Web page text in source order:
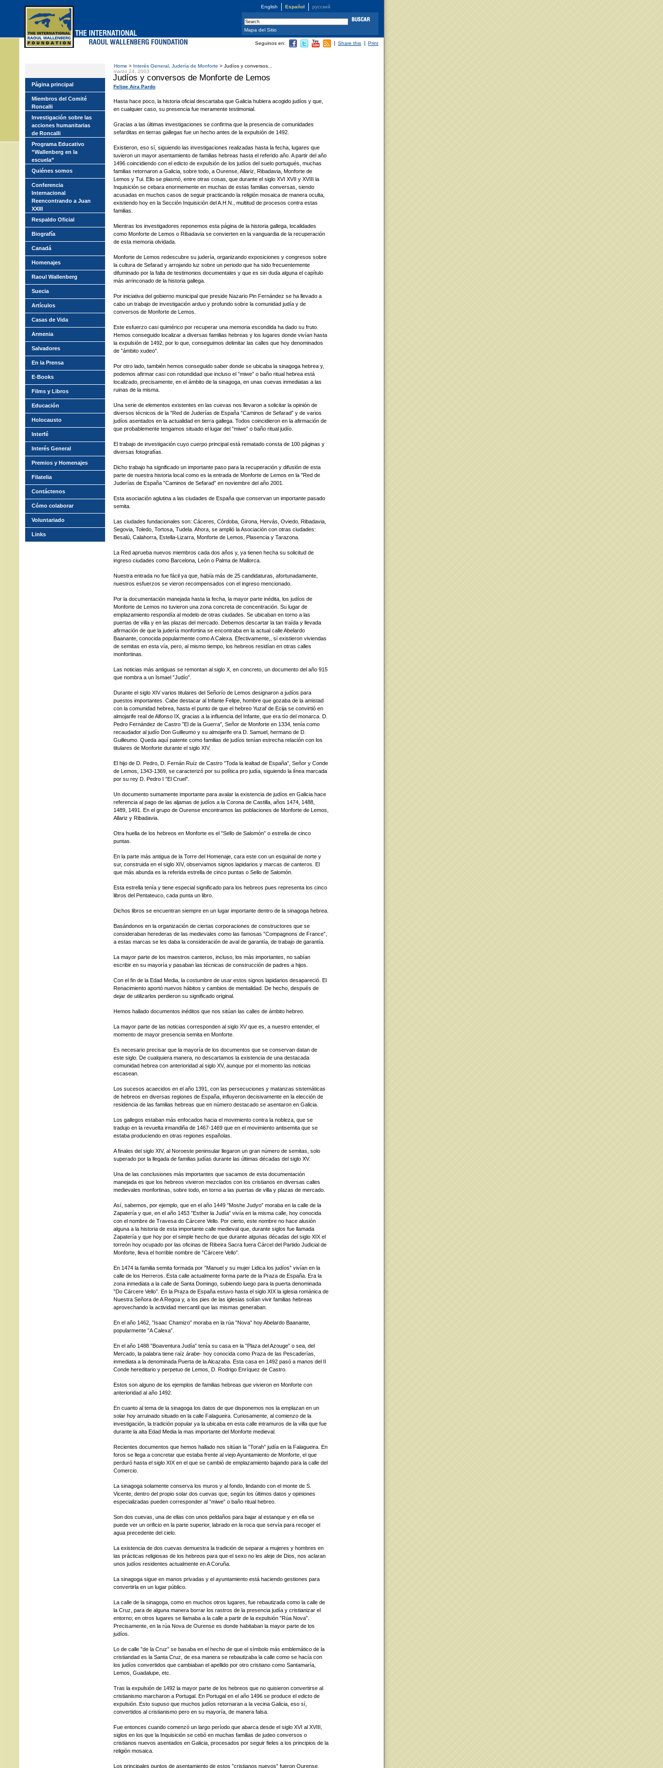
English Español русский
Home > Interés General Judería de Monforte > Judíos y conversos...
marzo 24, 2003
Judíos y conversos de Monforte de Lemos
Felipe Aira Pardo
Hasta hace poco, la historia oficial descartaba que Galicia hubiera acogido judíos y que,
en cualquier caso, su presencia fue meramente testimonial.
Gracias a las últimas investigaciones se confirma que la presencia de comunidades
sefarditas en tierras gallegas fue un hecho antes de la expulsión de 1492.
Existieron, eso sí, siguiendo las investigaciones realizadas hasta la fecha, lugares que
tuvieron un mayor asentamiento de familias hebreas hasta el referido año. A partir del año
1496 coincidiendo con el edicto de expulsión de los judíos del suelo portugués, muchas
familias retornaron a Galicia, sobre todo, a Ourense, Allariz, Ribadavia, Monforte de
Lemos y Tui. Ello se plasmó, entre otras cosas, que durante el siglo XVI XVII y XVIII la
Inquisición se cebara enormemente en muchas de estas familias conversas, siendo
acusadas en muchos casos de seguir practicando la religión mosaica de manera oculta,
existiendo hoy en la Sección Inquisición del A.H.N., multitud de procesos contra estas
familias.
Mientras los investigadores reponemos esta página de la historia gallega, localidades
como Monforte de Lemos o Ribadavia se convierten en la vanguardia de la recuperación
de esta memoria olvidada.
Monforte de Lemos redescubre su judería, organizando exposiciones y congresos sobre
la cultura de Sefarad y arrojando luz sobre un periodo que ha sido frecuentemente
difuminado por la falta de testimonios documentales y que es sin duda alguna el capítulo
más arrinconado de la historia gallega.
Por iniciativa del gobierno municipal que preside Nazario Pin Fernández se ha llevado a
cabo un trabajo de investigación arduo y profundo sobre la comunidad judía y de
conversos de Monforte de Lemos.
Este esfuerzo casi quimérico por recuperar una memoria escondida ha dado su fruto.
Hemos conseguido localizar a diversas familias hebreas y los lugares donde vivían hasta
la expulsión de 1492, por lo que, conseguimos delimitar las calles que hoy denominados
de ”ámbito xudeo”.
Por otro lado, también hemos conseguido saber donde se ubicaba la sinagoga hebrea y,
podemos afirmar casi con rotundidad que incluso el ”miwe” o baño ritual hebrea está
localizado, precisamente, en el ámbito de la sinagoga, en unas cuevas inmediatas a las
ruinas de la misma.
Una serie de elementos existentes en las cuevas nos llevaron a solicitar la opinión de
diversos técnicos de la ”Red de Juderías de España ”Caminos de Sefarad” y de varios
judíos asentados en la actualidad en tierra gallega. Todos coincidieron en la afirmación de
que probablemente tengamos situado el lugar del ”miwe” o baño ritual judío.
El trabajo de investigación cuyo cuerpo principal está rematado consta de 100 páginas y
diversas fotografías.
Dicho trabajo ha significado un importante paso para la recuperación y difusión de esta
parte de nuestra historia local como es la entrada de Monforte de Lemos en la ”Red de
Juderías de España ”Caminos de Sefarad” en noviembre del año 2001.
Esta asociación aglutina a las ciudades de España que conservan un importante pasado
semita.
Las ciudades fundacionales son: Cáceres, Córdoba, Girona, Hervás, Oviedo, Ribadavia,
Segovia, Toledo, Tortosa, Tudela. Ahora, se amplió la Asociación con otras ciudades:
Besalú, Calahorra, Estella-Lizarra, Monforte de Lemos, Plasencia y Tarazona.
La Red aprueba nuevos miembros cada dos años y, ya tienen hecha su solicitud de
ingreso ciudades como Barcelona, León o Palma de Mallorca.
Nuestra entrada no fue fácil ya que, había más de 25 candidaturas, afortunadamente,
nuestros esfuerzos se vieron recompensados con el ingreso mencionado.
Por la documentación manejada hasta la fecha, la mayor parte inédita, los judíos de
Monforte de Lemos no tuvieron una zona concreta de concentración. Su lugar de
emplazamiento respondía al modelo de otras ciudades. Se ubicaban en torno a las
puertas de villa y en las plazas del mercado. Debemos descartar la tan traída y llevada
afirmación de que la judería monfortina se encontraba en la actual calle Abelardo
Baanante, conocida popularmente como A Calexa. Efectivamente,, sí existieron viviendas
de semitas en esta vía, pero, al mismo tiempo, los hebreos residían en otras calles
monfortinas.
Las noticias más antiguas se remontan al siglo X, en concreto, un documento del año 915
que nombra a un Ismael ”Judío”.
Durante el siglo XIV varios titulares del Señorío de Lemos designaron a judíos para
puestos importantes. Cabe destacar al Infante Felipe, hombre que gozaba de la amistad
con la comunidad hebrea, hasta el punto de que el hebreo Yuzaf de Ecija se convirtió en
almojarife real de Alfonso IX, gracias a la influencia del Infante, que era tío del monarca. D.
Pedro Fernández de Castro ”El de la Guerra”, Señor de Monforte en 1334, tenía como
recaudador al judío Don Guilleumo y su almojarife era D. Samuel, hermano de D.
Guilleumo. Queda aquí patente como familias de judíos tenían estrecha relación con los
titulares de Monforte durante el siglo XIV.
El hijo de D. Pedro, D. Fernán Ruíz de Castro ”Toda la lealtad de España”, Señor y Conde
de Lemos, 1343-1369, se caracterizó por su política pro judía, siguiendo la línea marcada
por su rey D. Pedro I ”El Cruel”.
Un documento sumamente importante para avalar la existencia de judíos en Galicia hace
referencia al pago de las aljamas de judíos a la Corona de Castilla, años 1474, 1488,
1489, 1491. En el grupo de Ourense encontramos las poblaciones de Monforte de Lemos,
Allariz y Ribadavia.
Otra huella de los hebreos en Monforte es el ”Sello de Salomón” o estrella de cinco
puntas.
En la parte más antigua de la Torre del Homenaje, cara este con un esquinal de norte y
sur, construida en el siglo XIV, observamos signos lapidarios y marcas de canteros. El
que más abunda es la referida estrella de cinco puntas o Sello de Salomón.
Esta estrella tenía y tiene especial significado para los hebreos pues representa los cinco
libros del Pentateuco, cada punta un libro.
Dichos libros se encuentran siempre en un lugar importante dentro de la sinagoga hebrea.
Basándonos en la organización de ciertas corporaciones de constructores que se
consideraban herederas de las medievales como las famosas ”Compagnons de France”,
a estas marcas se les daba la consideración de aval de garantía, de trabajo de garantía.
La mayor parte de los maestros canteros, incluso, los más importantes, no sabían
escribir en su mayoría y pasaban las técnicas de construcción de padres a hijos.
Con el fin de la Edad Media, la costumbre de usar estos signos lapidarios desapareció. El
Renacimiento aportó nuevos hábitos y cambios de mentalidad. De hecho, después de
dejar de utilizarlos perdieron su significado original.
Hemos hallado documentos inéditos que nos sitúan las calles de ámbito hebreo.
La mayor parte de las noticias corresponden al siglo XV que es, a nuestro entender, el
momento de mayor presencia semita en Monforte.
Es necesario precisar que la mayoría de los documentos que se conservan datan de
este siglo. De cualquiera manera, no descartamos la existencia de una destacada
comunidad hebrea con anterioridad al siglo XV, aunque por el momento las noticias
escasean.
Los sucesos acaecidos en el año 1391, con las persecuciones y matanzas sistemáticas
de hebreos en diversas regiones de España, influyeron decisivamente en la elección de
residencia de las familias hebreas que en número destacado se asentaron en Galicia.
Los gallegos estaban más enfocados hacia el movimiento contra la nobleza, que se
tradujo en la revuelta irmandiña de 1467-1469 que en el movimiento antisemita que se
estaba produciendo en otras regiones españolas.
A finales del siglo XIV, al Noroeste peninsular llegaron un gran número de semitas, solo
superado por la llegada de familias judías durante las últimas décadas del siglo XV.
Una de las conclusiones más importantes que sacamos de esta documentación
manejada es que los hebreos vivieron mezclados con los cristianos en diversas calles
medievales monfortinas, sobre todo, en torno a las puertas de villa y plazas de mercado.
Así, sabemos, por ejemplo, que en el año 1449 ”Moshe Judyo” moraba en la calle de la
Zapatería y que, en el año 1453 ”Esther la Judía” vivía en la misma calle, hoy conocida
con el nombre de Travesa do Cárcere Vello. Por cierto, este nombre no hace alusión
alguna a la historia de esta importante calle medieval que, durante siglos fue llamada
Zapatería y que hoy por el simple hecho de que durante algunas décadas del siglo XIX el
torreón hoy ocupado por las oficinas de Ribeira Sacra fuera Cárcel del Partido Judicial de
Monforte, lleva el horrible nombre de ”Cárcere Vello”.
En 1474 la familia semita formada por ”Manuel y su mujer Lidica los judíos” vivían en la
calle de los Herreros. Esta calle actualmente forma parte de la Praza de España. Era la
zona inmediata a la calle de Santa Domingo, subiendo luego para la puerta denominada
”Do Cárcere Vello”. En la Praza de España estuvo hasta el siglo XIX la iglesia románica de
Nuestra Señora de A Regoa y, a los pies de las iglesias solían vivir familias hebreas
aprovechando la actividad mercantil que las mismas generaban.
En el año 1462, ”Isaac Chamizo” moraba en la rúa ”Nova” hoy Abelardo Baanante,
popularmente ”A Calexa”.
En el año 1488 ”Boaventura Judía” tenía su casa en la ”Plaza del Azouge” o sea, del
Mercado, la palabra tiene raíz árabe- hoy conocida como Praza de las Pescaderías,
inmediata a la denominada Puerta de la Alcazaba. Esta casa en 1492 pasó a manos del II
Conde hereditario y perpetuo de Lemos, D. Rodrigo Enríquez de Castro.
Estos son alguno de los ejemplos de familias hebreas que vivieron en Monforte con
anterioridad al año 1492.
En cuanto al tema de la sinagoga los datos de que disponemos nos la emplazan en un
solar hoy arruinado situado en la calle Falagueira. Curiosamente, al comienzo de la
investigación, la tradición popular ya la ubicaba en esta calle intramuros de la villa que fue
durante la alta Edad Media la mas importante del Monforte medieval.
Recientes documentos que hemos hallado nos sitúan la ”Torah” judía en la Falagueira. En
foros se llega a concretar que estaba frente al viejo Ayuntamiento de Monforte, el que
perduró hasta el siglo XIX en el que se cambió de emplazamiento bajando para la calle del
Comercio.
La sinagoga solamente conserva los muros y al fondo, lindando con el monte de S.
Vicente, dentro del propio solar dos cuevas que, según los últimos datos y opiniones
especializadas pueden corresponder al ”miwe” o baño ritual hebreo.
Son dos cuevas, una de ellas con unos peldaños para bajar al estanque y en ella se
puede ver un orificio en la parte superior, labrado en la roca que servía para recoger el
agua precedente del cielo.
La existencia de dos cuevas demuestra la tradición de separar a mujeres y hombres en
las prácticas religiosas de los hebreos para que el sexo no les aleje de Dios, nos aclaran
unos judíos residentes actualmente en A Coruña.
La sinagoga sigue en manos privadas y el ayuntamiento está haciendo gestiones para
convertirla en un lugar público.
La calle de la sinagoga, como en muchos otros lugares, fue rebautizada como la calle de
la Cruz, para de alguna manera borrar los rastros de la presencia judía y cristianizar el
entorno; en otros lugares se llamaba a la calle a partir de la expulsión ”Rúa Nova”.
Precisamente, en la rúa Nova de Ourense es donde habitaban la mayor parte de los
judíos.
Lo de calle ”de la Cruz” se basaba en el hecho de que el símbolo más emblemático de la
cristiandad es la Santa Cruz, de esa manera se rebautizaba la calle como se hacía con
los judíos convertidos que cambiaban el apellido por otro cristiano como Santamaría,
Lemos, Guadalupe, etc.
Tras la expulsión de 1492 la mayor parte de los hebreos que no quisieron convertirse al
cristianismo marcharon a Portugal. En Portugal en el año 1496 se produce el edicto de
expulsión. Esto supuso que muchos judíos retornaran a la vecina Galicia, eso sí,
convertidos al cristianismo pero en su mayoría, de manera falsa.
Fue entonces cuando comenzó un largo período que abarca desde el siglo XVI al XVIII,
siglos en los que la Inquisición se cebó en muchas familias de judeo conversos o
cristianos nuevos asentados en Galicia, procesados por seguir fieles a los principios de la
religión mosaica.
Los principales puntos de asentamiento de estos ”cristianos nuevos” fueron Ourense,
Seguinos en: Share this Print
Página principal
Miembros del Comité
Roncalli
Investigación sobre las
acciones humanitarias
de Roncalli
Programa Educativo
”Wallenberg en la
escuela”
Quiénes somos
Conferencia
Internacional
Reencontrando a Juan
XXIII
Respaldo Oficial
Biografía
Canadá
Homenajes
Raoul Wallenberg
Suecia
Artículos
Casas de Vida
Armenia
Salvadores
En la Prensa
E-Books
Films y Libros
Educación
Holocausto
Interfé
Interés General
Premios y Homenajes
Filatelia
Contáctenos
Cómo colaborar
Voluntariado
Links
Mapa del Sitio